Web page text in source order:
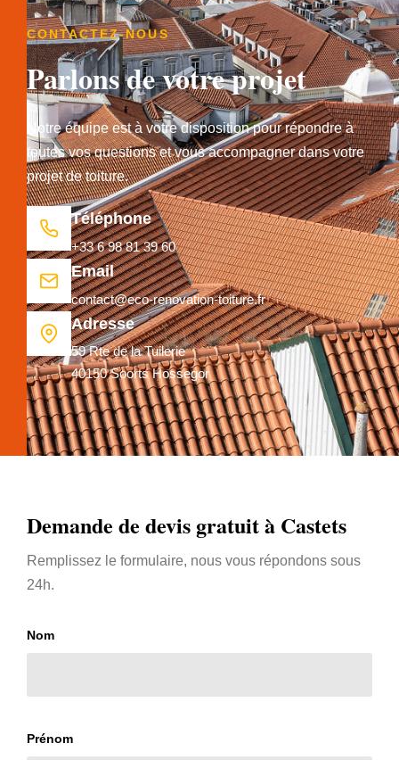
CONTACTEZ-NOUS
Parlons de votre projet
Notre équipe est à votre disposition pour répondre à
toutes vos questions et vous accompagner dans votre
projet de toiture.
Téléphone
+33 6 98 81 39 60
Email
contact@eco-renovation-toiture.fr
Adresse
59 Rte de la Tuilerie
40150 Soorts Hossegor
Demande de devis gratuit à Castets
Remplissez le formulaire, nous vous répondons sous
24h.
Nom
Prénom